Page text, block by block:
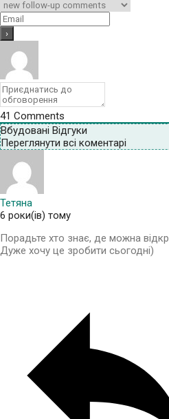
41 Comments
Вбудовані Відгуки
Переглянути всі коментарі
Тетяна
6 роки(ів) тому
Порадьте хто знає, де можна
Дуже хочу це зробити сьогодні)